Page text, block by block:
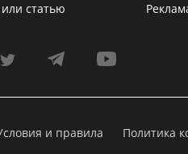
статью
и правила Политика